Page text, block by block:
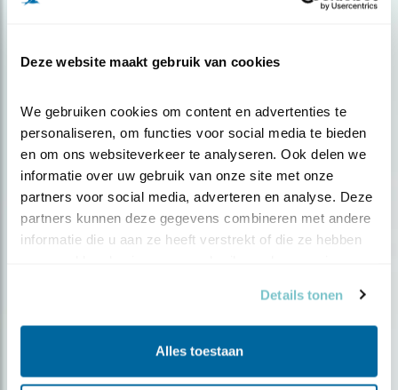
Deze website maakt gebruik van cookies
We gebruiken cookies om content en advertenties te
personaliseren, om functies voor social media te bieden
en om ons websiteverkeer te analyseren. Ook delen we
informatie over uw gebruik van onze site met onze
partners voor social media, adverteren en analyse. Deze
partners kunnen deze gegevens combineren met andere
informatie die u aan ze heeft verstrekt of die ze hebben
Details tonen
Alles toestaan
over vogels en activiteiten van Vogelbescherming.